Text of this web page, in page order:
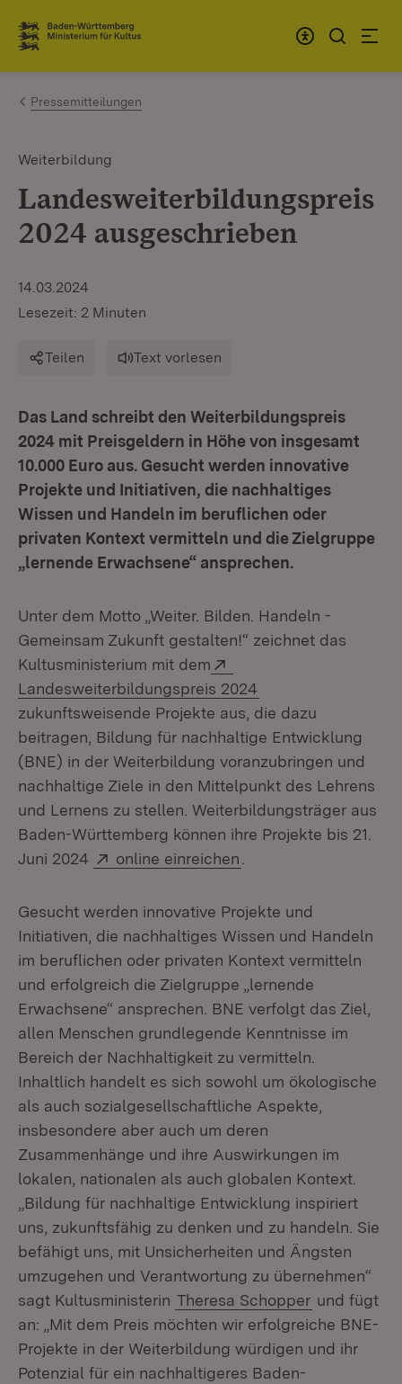
Zum Inhalt springen
Link zur Startseite
Pressemitteilungen
Weiterbildung
Landesweiterbildungspreis
2024 ausgeschrieben
14.03.2024
Lesezeit: 2 Minuten
Teilen Text vorlesen
Das Land schreibt den Weiterbildungspreis
2024 mit Preisgeldern in Höhe von insgesamt
10.000 Euro aus. Gesucht werden innovative
Projekte und Initiativen, die nachhaltiges
Wissen und Handeln im beruflichen oder
privaten Kontext vermitteln und die Zielgruppe
„lernende Erwachsene“ ansprechen.
Unter dem Motto „Weiter. Bilden. Handeln -
Gemeinsam Zukunft gestalten!“ zeichnet das
Kultusministerium mit dem
Landesweiterbildungspreis 2024
zukunftsweisende Projekte aus, die dazu
beitragen, Bildung für nachhaltige Entwicklung
(BNE) in der Weiterbildung voranzubringen und
nachhaltige Ziele in den Mittelpunkt des Lehrens
und Lernens zu stellen. Weiterbildungsträger aus
Baden-Württemberg können ihre Projekte bis 21.
Juni 2024
Extern:
online einreichen
Gesucht werden innovative Projekte und
Initiativen, die nachhaltiges Wissen und Handeln
im beruflichen oder privaten Kontext vermitteln
und erfolgreich die Zielgruppe „lernende
Erwachsene“ ansprechen. BNE verfolgt das Ziel,
allen Menschen grundlegende Kenntnisse im
Bereich der Nachhaltigkeit zu vermitteln.
Inhaltlich handelt es sich sowohl um ökologische
als auch sozialgesellschaftliche Aspekte,
insbesondere aber auch um deren
Zusammenhänge und ihre Auswirkungen im
lokalen, nationalen als auch globalen Kontext.
„Bildung für nachhaltige Entwicklung inspiriert
uns, zukunftsfähig zu denken und zu handeln. Sie
befähigt uns, mit Unsicherheiten und Ängsten
umzugehen und Verantwortung zu übernehmen“
sagt Kultusministerin Theresa Schopper und fügt
an: „Mit dem Preis möchten wir erfolgreiche BNE-
Projekte in der Weiterbildung würdigen und ihr
Potenzial für ein nachhaltigeres Baden-